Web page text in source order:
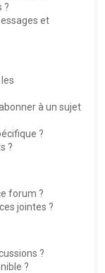
?
et
à un sujet
?
?
forum ?
jointes ?
?
?